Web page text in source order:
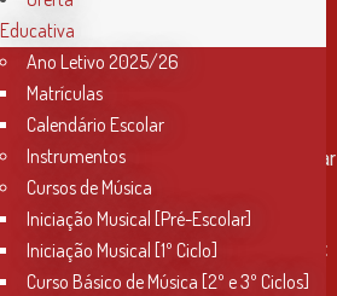
Contactos
Rua Miguel Bombarda, nº 4, 1º andar
2000-080 Santarém
info@conservatoriosantarem.pt
Educativa
Ano Letivo 2025/26
Matrículas
Calendário Escolar
Instrumentos
Cursos de Música
Iniciação Musical [Pré-Escolar]
Iniciação Musical [1º Ciclo]
Curso Básico de Música [2º e 3º Ciclos]